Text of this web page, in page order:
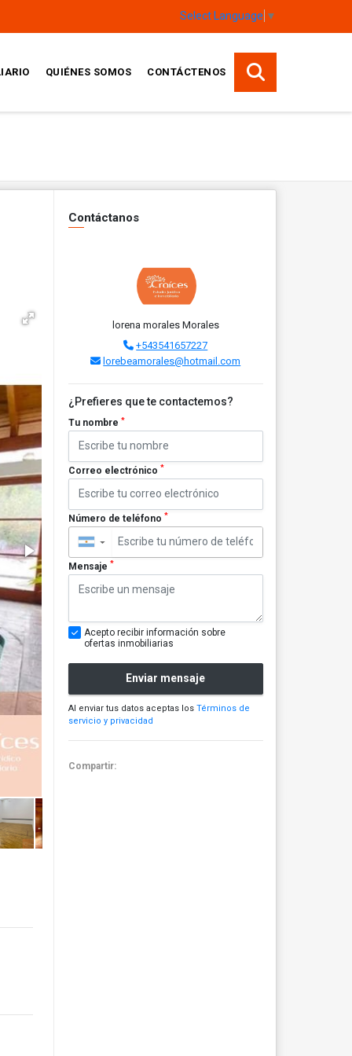
Select Language ▼
QUIÉNES SOMOS CONTÁCTENOS
Contáctanos
lorena morales Morales
+543541657227
lorebeamorales@hotmail.com
¿Prefieres que te contactemos?
Tu nombre *
Correo electrónico *
Número de teléfono *
▼
Mensaje *
Acepto recibir información sobre
ofertas inmobiliarias
Enviar mensaje
Al enviar tus datos aceptas los Términos de
servicio y privacidad
Compartir: